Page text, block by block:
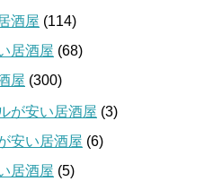
酒屋 (114)
居酒屋 (68)
屋 (300)
が安い居酒屋 (3)
安い居酒屋 (6)
居酒屋 (5)